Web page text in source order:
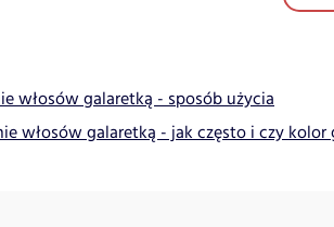
włosów galaretką - sposób użycia
włosów galaretką - jak często i czy kolor